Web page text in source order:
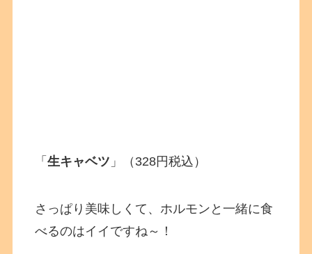
「生キャベツ 」（328円税込）
さっぱり美味しくて、ホルモンと一緒に食
べるのはイイですね～！